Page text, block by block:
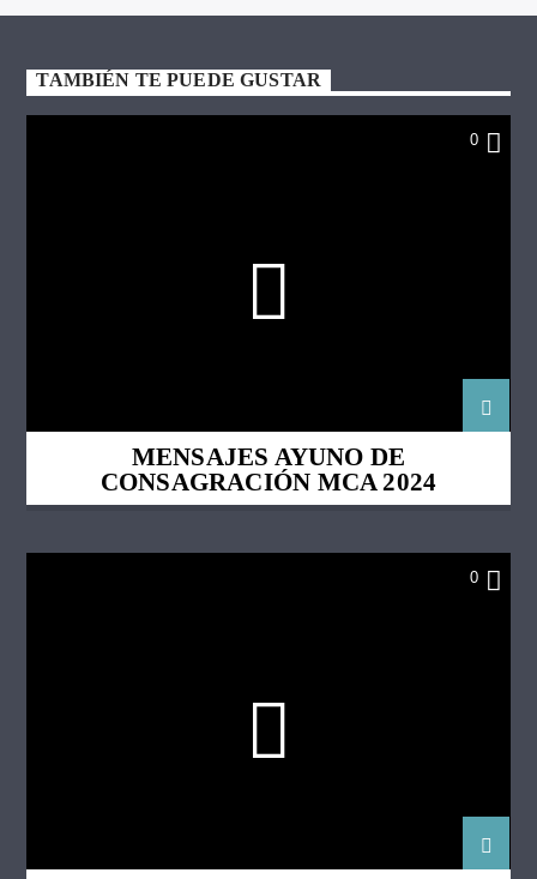
TAMBIÉN TE PUEDE GUSTAR
0
MENSAJES AYUNO DE
CONSAGRACIÓN MCA 2024
0